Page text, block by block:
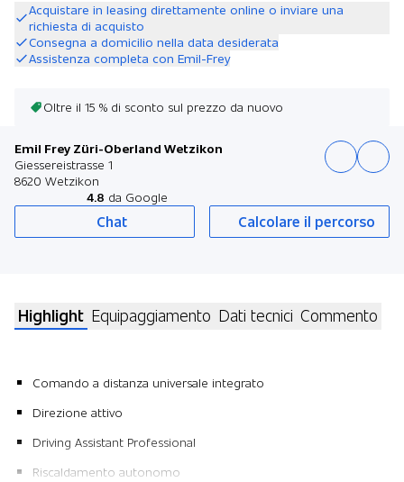
Acquistare in leasing direttamente online o inviare una
richiesta di acquisto
Consegna a domicilio nella data desiderata
Assistenza completa con Emil-Frey
Oltre il 15 % di sconto sul prezzo da nuovo
Emil Frey Züri-Oberland Wetzikon
Giessereistrasse 1
8620 Wetzikon
4.8 da Google
Chat Calcolare il percorso
Highlight Equipaggiamento Dati tecnici Commento
Comando a distanza universale integrato
Direzione attivo
Driving Assistant Professional
Riscaldamento autonomo